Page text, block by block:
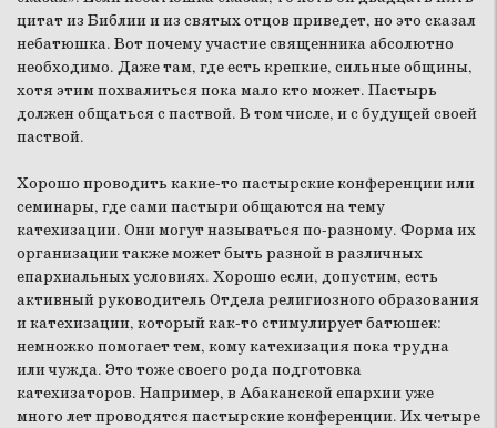
цитат из Библии и из святых отцов приведет, но это сказал
небатюшка. Вот почему участие священника абсолютно
необходимо. Даже там, где есть крепкие, сильные общины,
хотя этим похвалиться пока мало кто может. Пастырь
должен общаться с паствой. В том числе, и с будущей своей
паствой.
Хорошо проводить какие-то пастырские конференции или
семинары, где сами пастыри общаются на тему
катехизации. Они могут называться по-разному. Форма их
организации также может быть разной в различных
епархиальных условиях. Хорошо если, допустим, есть
активный руководитель Отдела религиозного образования
и катехизации, который как-то стимулирует батюшек:
немножко помогает тем, кому катехизация пока трудна
или чужда. Это тоже своего рода подготовка
катехизаторов. Например, в Абаканской епархии уже
много лет проводятся пастырские конференции. Их четыре